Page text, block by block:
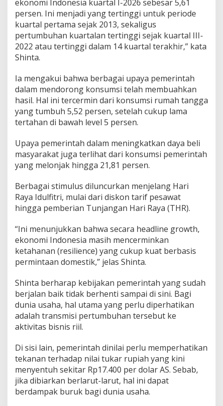
ekonomi Indonesia kuartal I-2026 sebesar 5,61
persen. Ini menjadi yang tertinggi untuk periode
kuartal pertama sejak 2013, sekaligus
pertumbuhan kuartalan tertinggi sejak kuartal III-
2022 atau tertinggi dalam 14 kuartal terakhir,” kata
Shinta.
Ia mengakui bahwa berbagai upaya pemerintah
dalam mendorong konsumsi telah membuahkan
hasil. Hal ini tercermin dari konsumsi rumah tangga
yang tumbuh 5,52 persen, setelah cukup lama
tertahan di bawah level 5 persen.
Upaya pemerintah dalam meningkatkan daya beli
masyarakat juga terlihat dari konsumsi pemerintah
yang melonjak hingga 21,81 persen.
Berbagai stimulus diluncurkan menjelang Hari
Raya Idulfitri, mulai dari diskon tarif pesawat
hingga pemberian Tunjangan Hari Raya (THR).
“Ini menunjukkan bahwa secara headline growth,
ekonomi Indonesia masih mencerminkan
ketahanan (resilience) yang cukup kuat berbasis
permintaan domestik,” jelas Shinta.
Shinta berharap kebijakan pemerintah yang sudah
berjalan baik tidak berhenti sampai di sini. Bagi
dunia usaha, hal utama yang perlu diperhatikan
adalah transmisi pertumbuhan tersebut ke
aktivitas bisnis riil.
Di sisi lain, pemerintah dinilai perlu memperhatikan
tekanan terhadap nilai tukar rupiah yang kini
menyentuh sekitar Rp17.400 per dolar AS. Sebab,
jika dibiarkan berlarut-larut, hal ini dapat
berdampak buruk bagi dunia usaha.